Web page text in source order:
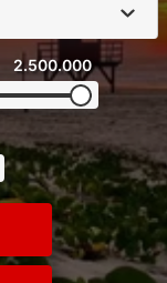
2.500.000